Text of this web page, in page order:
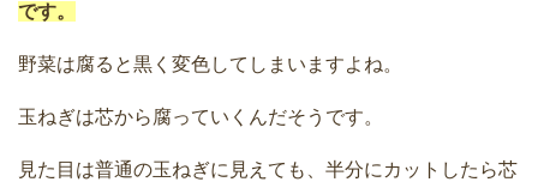
です。
野菜は腐ると黒く変色してしまいますよね。
玉ねぎは芯から腐っていくんだそうです。
見た目は普通の玉ねぎに見えても、半分にカットしたら芯